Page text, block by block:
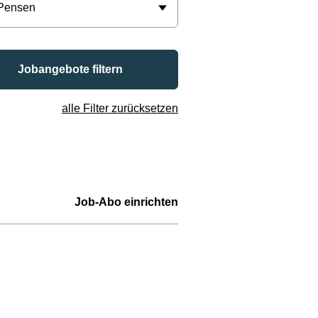
Jobangebote filtern
alle Filter zurücksetzen
Job-Abo einrichten